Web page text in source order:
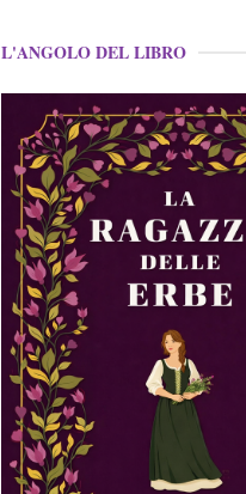
L'ANGOLO DEL LIBRO